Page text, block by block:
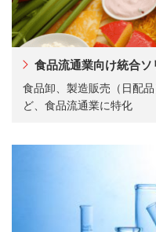
食品流通業向け統合ソ
食品卸、製造販売（日配
ど、食品流通業に特化